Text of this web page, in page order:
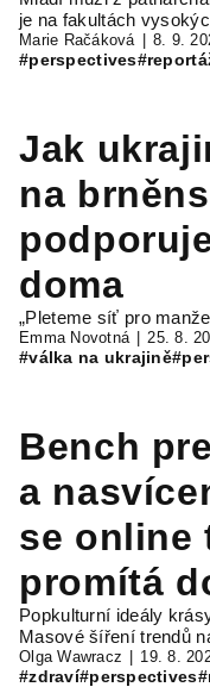
je na fakultách
Marie Račáková 8. 9.
#perspectives
Jak
na
doma
„Pleteme síť pro
Emma Novotná 25. 8.
#válka na ukrajině
Bench
a
se online
promítá
mladých
Popkulturní ideály
Masové šíření trendů
Olga Wawracz 19. 8.
#zdraví#perspectives